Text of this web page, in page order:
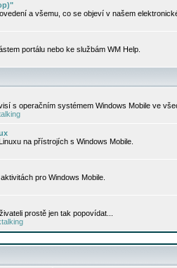
a všemu, co se objeví v našem
portálu nebo ke službám WM Help.
s operačním systémem Windows Mobile ve
na přístrojích s Windows Mobile.
pro Windows Mobile.
prostě jen tak popovídat...